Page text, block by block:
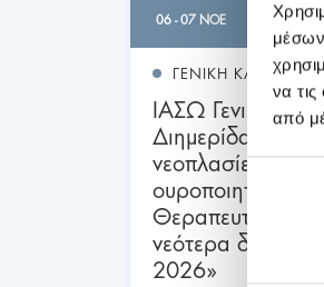
να
από
Επιλογή
06 - 07 ΝΟΕ
ΓΕΝΙΚΗ ΚΛΙΝΙΚΗ
ΙΑΣΩ Γενική
Διημερίδα
νεοπλασίες και
ουροποιητικού
Θεραπευτικά
νεότερα
2026»